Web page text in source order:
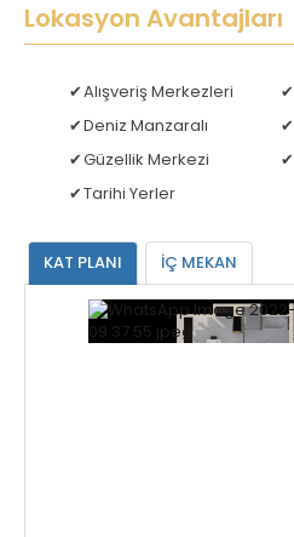
Lokasyon Avantajları
Alışveriş Merkezleri
Deniz Manzaralı
Güzellik Merkezi
Tarihi Yerler
KAT PLANI İÇ MEKAN